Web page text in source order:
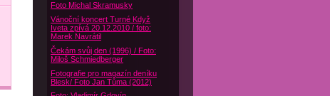
Foto Michal Skramusky
Vánoční koncert Turné Když
Iveta zpívá 20.12.2010 / foto:
Marek Navrátil
Čekám svůj den (1996) / Foto:
Miloš Schmiedberger
Fotografie pro magazín deníku
Blesk/ Foto Jan Tůma (2012)